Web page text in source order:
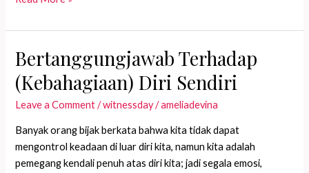
Apa
Kamu
Inginkan
dalam
Bertanggungjawab Terhadap
(Kebahagiaan) Diri Sendiri
Leave a Comment /witnessday/ameliadevina
Banyak orang bijak berkata bahwa kita tidak dapat
mengontrol keadaan di luar diri kita, namun kita adalah
pemegang kendali penuh atas diri kita; jadi segala emosi,